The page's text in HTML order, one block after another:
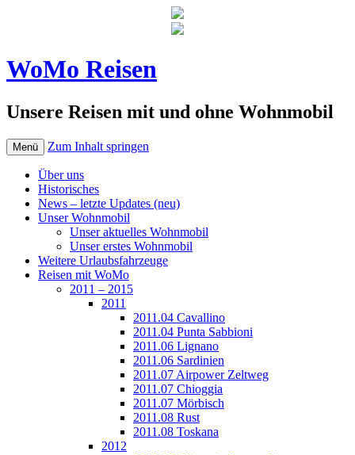
WoMo Reisen
Unsere Reisen mit und ohne Wohnmobil
Menü Zum Inhalt springen
Über uns
Historisches
News – letzte Updates (neu)
Unser Wohnmobil
Unser aktuelles Wohnmobil
Unser erstes Wohnmobil
Weitere Urlaubsfahrzeuge
Reisen mit WoMo
2011 – 2015
2011
2011.04 Cavallino
2011.04 Punta Sabbioni
2011.06 Lignano
2011.06 Sardinien
2011.07 Airpower Zeltweg
2011.07 Chioggia
2011.07 Mörbisch
2011.08 Rust
2011.08 Toskana
2012